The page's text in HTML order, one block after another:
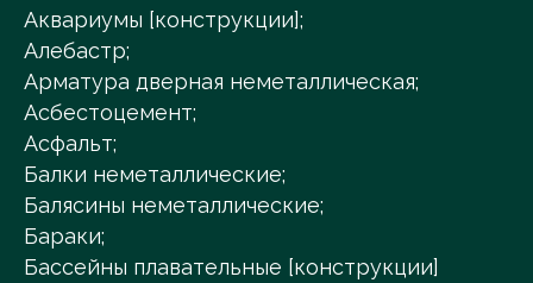
Аквариумы [конструкции];
Алебастр;
Арматура дверная неметаллическая;
Асбестоцемент;
Асфальт;
Балки неметаллические;
Балясины неметаллические;
Бараки;
Бассейны плавательные [конструкции]